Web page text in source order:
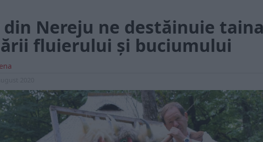
Nereju ne destăinuie taina
fluierului și buciumului